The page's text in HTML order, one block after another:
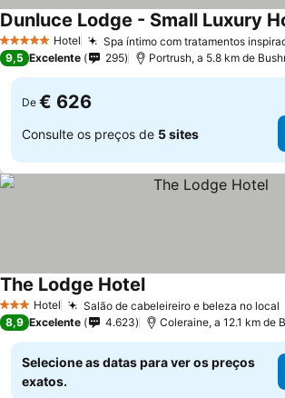
5 Estrelas Hotel Spa íntimo com tratamentos
Ver preços
9,5 Excelente 295 Portrush, a 5.8 km de
De € 626
Consulte os preços de 5 sites
3 EstrelasHotel Salão de cabeleireiro e beleza no local
The Lodge HotelVer preços
8,9 Excelente 4.623 Coleraine, a 12.1 km de
Selecione as datas para ver os preços
exatos.